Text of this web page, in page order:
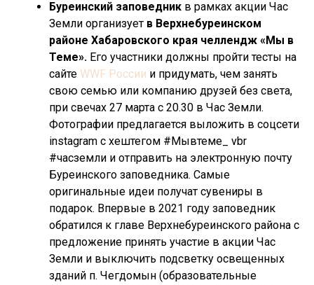
Буреинский заповедник в рамках акции Час
Земли организует в Верхнебуреинском
районе Хабаровского края челлендж «Мы в
Теме». Его участники должны пройти тесты на
сайте WWF России и придумать, чем занять
свою семью или компанию друзей без света,
при свечах 27 марта с 20.30 в Час Земли.
Фотографии предлагается выложить в соцсети
instagram с хештегом #Мывтеме_ vbr
#часземли и отправить на электронную почту
Буреинского заповедника. Самые
оригинальные идеи получат сувениры в
подарок. Впервые в 2021 году заповедник
обратился к главе Верхнебуреинского района с
предложение принять участие в акции Час
Земли и выключить подсветку освещенных
зданий п. Чегдомын (образовательные